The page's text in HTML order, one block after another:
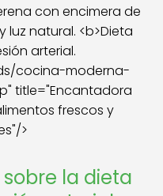
cocina-moderna-
title="Encantadora
frescos y
>
la dieta